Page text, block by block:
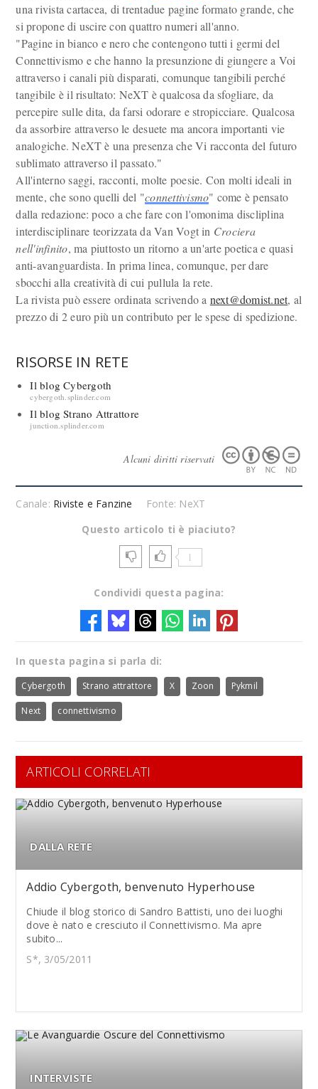
una rivista cartacea, di trentadue pagine formato grande, che
si propone di uscire con quattro numeri all'anno.
"Pagine in bianco e nero che contengono tutti i germi del
Connettivismo e che hanno la presunzione di giungere a Voi
attraverso i canali più disparati, comunque tangibili perché
tangibile è il risultato: NeXT è qualcosa da sfogliare, da
percepire sulle dita, da farsi odorare e stropicciare. Qualcosa
da assorbire attraverso le desuete ma ancora importanti vie
analogiche. NeXT è una presenza che Vi racconta del futuro
sublimato attraverso il passato."
All'interno saggi, racconti, molte poesie. Con molti ideali in
mente, che sono quelli del "connettivismo" come è pensato
dalla redazione: poco a che fare con l'omonima discliplina
interdisciplinare teorizzata da Van Vogt in Crociera
nell'infinito, ma piuttosto un ritorno a un'arte poetica e quasi
anti-avanguardista. In prima linea, comunque, per dare
sbocchi alla creatività di cui pullula la rete.
La rivista può essere ordinata scrivendo a next@domist.net, al
prezzo di 2 euro più un contributo per le spese di spedizione.
RISORSE IN RETE
Il blog Cybergoth
cybergoth.splinder.com
Il blog Strano Attrattore
junction.splinder.com
Alcuni diritti riservati
Canale: Riviste e Fanzine
Fonte: NeXT
Questo articolo ti è piaciuto?
1
Condividi questa pagina:
In questa pagina si parla di:
Cybergoth Strano attrattore X Zoon Pykmil
Next connettivismo
ARTICOLI CORRELATI
DALLA RETE
Addio Cybergoth, benvenuto Hyperhouse
Chiude il blog storico di Sandro Battisti, uno dei luoghi
dove è nato e cresciuto il Connettivismo. Ma apre
subito...
S*, 3/05/2011
INTERVISTE